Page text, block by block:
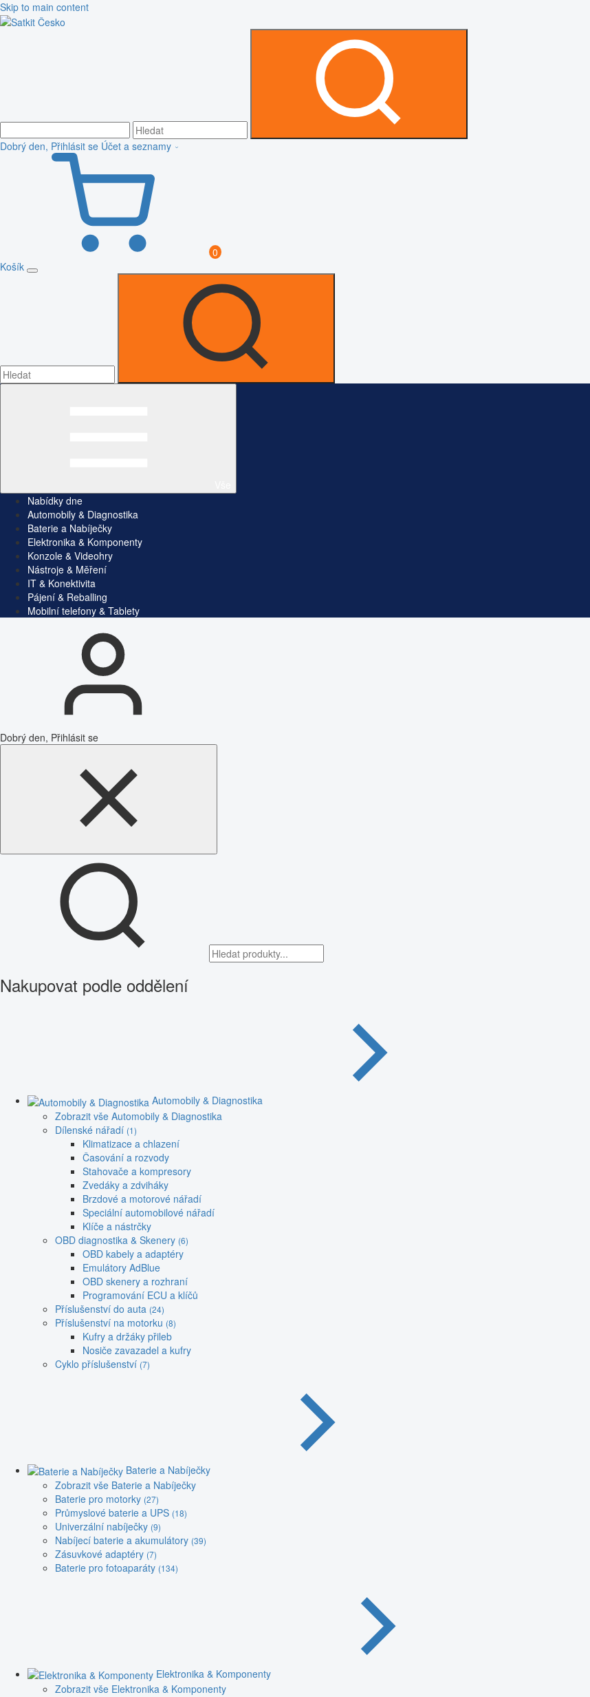
Skip to main content
Dobrý den, Přihlásit se Účet a seznamy
0
Košík
Nabídky dne
Automobily & Diagnostika
Baterie a Nabíječky
Elektronika & Komponenty
Konzole & Videohry
Nástroje & Měření
IT & Konektivita
Pájení & Reballing
Mobilní telefony & Tablety
Dobrý den, Přihlásit se
Nakupovat podle oddělení
Automobily & Diagnostika
Zobrazit vše Automobily & Diagnostika
Dílenské nářadí (1)
Klimatizace a chlazení
Časování a rozvody
Stahovače a kompresory
Zvedáky a zdviháky
Brzdové a motorové nářadí
Speciální automobilové nářadí
Klíče a nástrčky
OBD diagnostika & Skenery (6)
OBD kabely a adaptéry
Emulátory AdBlue
OBD skenery a rozhraní
Programování ECU a klíčů
Příslušenství do auta (24)
Příslušenství na motorku (8)
Kufry a držáky přileb
Nosiče zavazadel a kufry
Cyklo příslušenství (7)
Baterie a Nabíječky
Zobrazit vše Baterie a Nabíječky
Baterie pro motorky (27)
Průmyslové baterie a UPS (18)
Univerzální nabíječky (9)
Nabíjecí baterie a akumulátory (39)
Zásuvkové adaptéry (7)
Baterie pro fotoaparáty (134)
Elektronika & Komponenty
Zobrazit vše Elektronika & Komponenty